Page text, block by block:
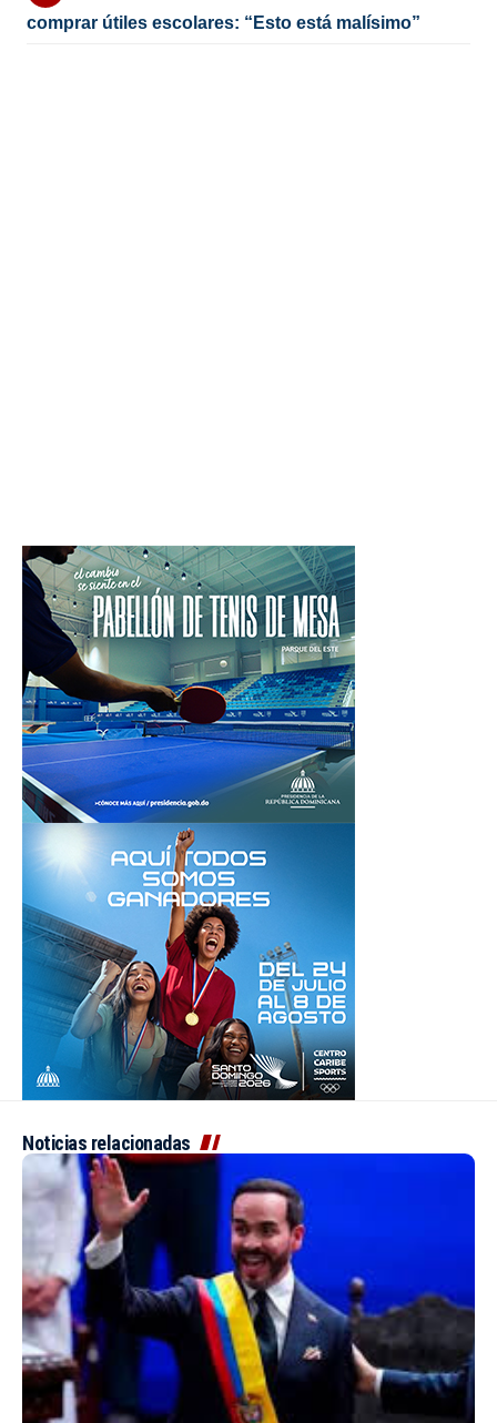
comprar útiles escolares: “Esto está malísimo”
Noticias relacionadas